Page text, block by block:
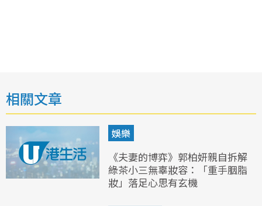
相關文章
娛樂
《夫妻的博弈》郭柏妍親自拆解
綠茶小三無辜妝容：「重手胭脂
妝」落足心思有玄機